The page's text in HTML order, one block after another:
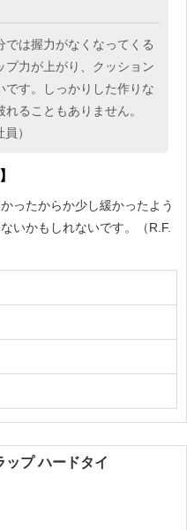
では握力がなくなってくる
プ力が上がり、クッション
です。しっかりした作りな
ることもありません。
）
ったからか少し緩かったよう
いかもしれないです。（R.F.
プ ハードタイ